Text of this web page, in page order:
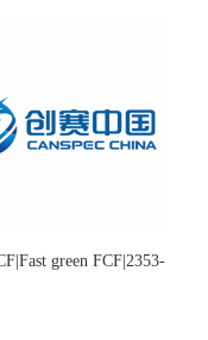
green FCF|2353-